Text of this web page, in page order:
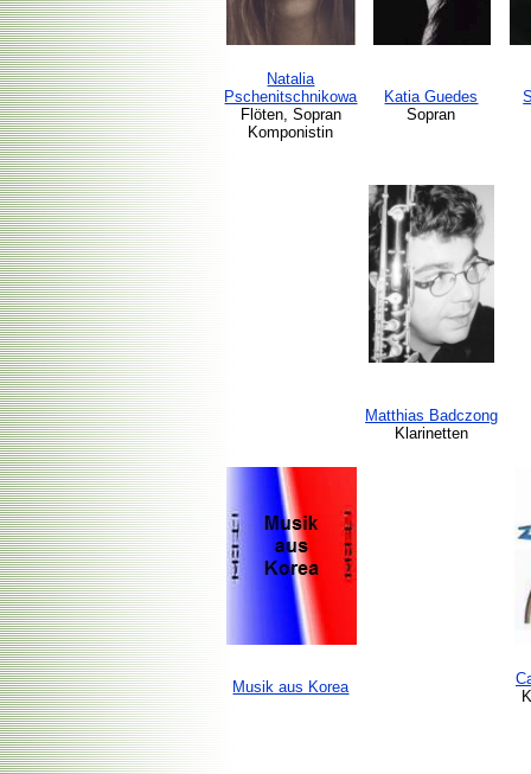
Natalia
Pschenitschnikowa
Flöten, Sopran
Komponistin
Katia Guedes
Sopran
Matthias Badczong
Klarinetten
Musik aus Korea